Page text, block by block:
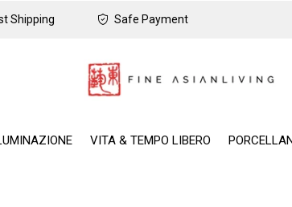
VITA & TEMPO LIBERO
Shipping Safe Payment